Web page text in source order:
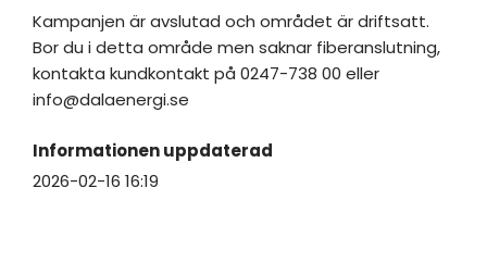
Kampanjen är avslutad och området är driftsatt.
Bor du i detta område men saknar fiberanslutning,
kontakta kundkontakt på 0247-738 00 eller
info@dalaenergi.se
Informationen uppdaterad
2026-02-16 16:19